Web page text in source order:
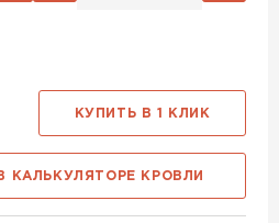
КАЛЬКУЛЯТОРЕ КРОВЛИ
КУПИТЬ В 1 КЛИК